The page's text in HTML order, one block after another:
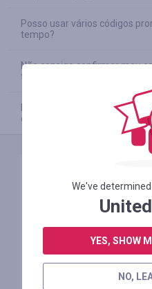
Posso usar vários códigos
tempo?
Não consigo confirmar meu
telefone. O que devo fazer?
É obrigatório preencher um
campos?
Prioridade
We've
YES, SHOW
NO,